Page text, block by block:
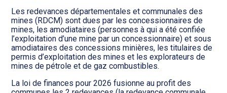
Les redevances départementales et communales des
mines (RDCM) sont dues par les concessionnaires de
mines, les amodiataires (personnes à qui a été confiée
l’exploitation d’une mine par un concessionnaire) et sous
amodiataires des concessions minières, les titulaires de
permis d’exploitation des mines et les explorateurs de
mines de pétrole et de gaz combustibles.
La loi de finances pour 2026 fusionne au profit des